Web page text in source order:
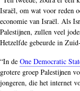
Israël, om wat voor reden
economie van Israël. Als
Palestijnen, zullen veel
Hetzelfde gebeurde in
“In de One Democratic
grotere groep Palestijnen
jongeren, die het internet